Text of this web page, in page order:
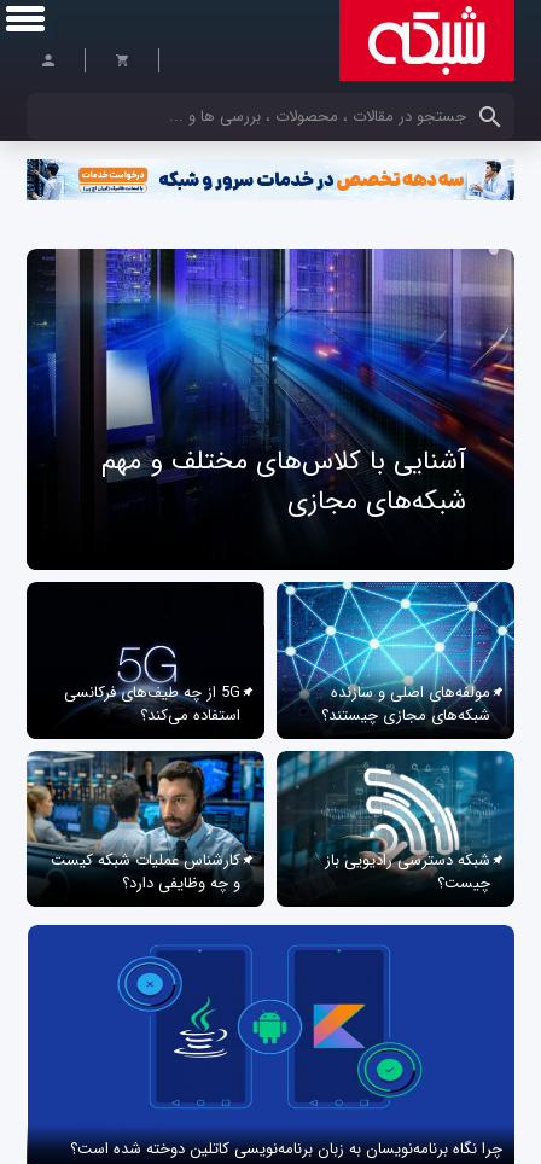
کلمات کلیدی خود را وارد کنید
آشنایی با کلاس‌های مختلف و مهم
شبکه‌های مجازی
مولفه‌های اصلی و سازنده
شبکه‌های مجازی چیستند؟
5G از چه طیف‌های فرکانسی
استفاده می‌کند؟
شبکه دسترسی رادیویی باز
چیست؟
کارشناس عملیات شبکه کیست
و چه وظایفی دارد؟
چرا نگاه برنامه‌نویسان به زبان برنامه‌نویسی کاتلین دوخته شده است؟